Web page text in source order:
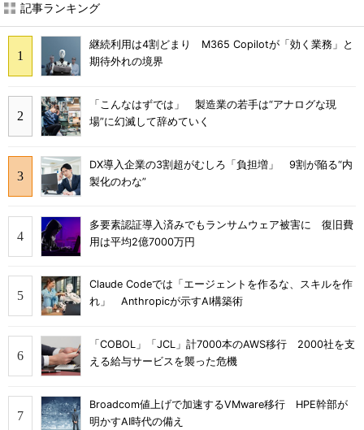
記事ランキング
継続利用は4割どまり M365 Copilotが「効く業務」と
期待外れの境界
「こんなはずでは」 製造業の若手は“アナログな現
場”に幻滅して辞めていく
DX導入企業の3割超がむしろ「負担増」 9割が陥る“内
製化のわな”
多要素認証導入済みでもランサムウェア被害に 復旧費
用は平均2億7000万円
Claude Codeでは「エージェントを作るな、スキルを作
れ」 Anthropicが示すAI構築術
「COBOL」「JCL」計7000本のAWS移行 2000社を支
える給与サービスを襲った危機
Broadcom値上げで加速するVMware移行 HPE幹部が
明かすAI時代の備え